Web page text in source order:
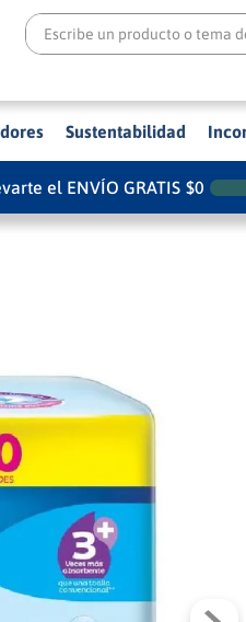
Escribe un producto o
Sustentabilidad
el ENVÍO GRATIS $0